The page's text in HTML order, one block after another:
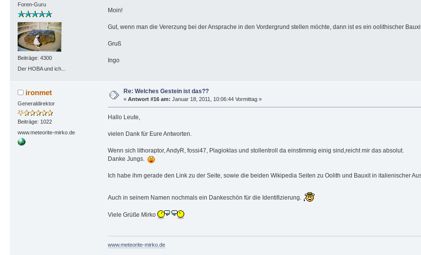
Foren-Guru
Beiträge: 4300
Der HOBA und ich...
Moin!
Gut, wenn man die Vererzung bei der Ansprache in den Vordergrund stellen möchte, dann ist es ein oolithischer
Gruß
Ingo
ironmet
Generaldirektor
Beiträge: 1022
www.meteorite-mirko.de
Re: Welches Gestein ist das??
« Antwort #16 am: Januar 18, 2011, 10:06:44 Vormittag »
Hallo Leute,
vielen Dank für Eure Antworten.
Wenn sich lithoraptor, AndyR, fossi47, Plagioklas und stollentroll da einstimmig einig sind,reicht mir das absolut.
Danke Jungs.
Ich habe ihm gerade den Link zu der Seite, sowie die beiden Wikipedia Seiten zu Oolith und Bauxit in italienischer
Auch in seinem Namen nochmals ein Dankeschön für die Identifizierung.
Viele Grüße Mirko
www.meteorite-mirko.de